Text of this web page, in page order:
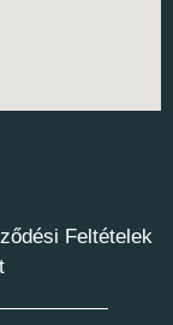
Feltételek